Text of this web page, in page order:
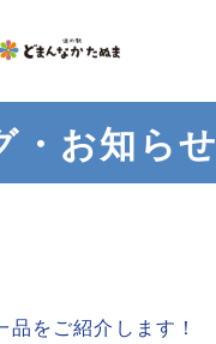
・お知らせ
をご紹介します！